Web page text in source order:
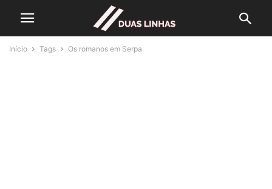
Início Tags Os romanos em Serpa